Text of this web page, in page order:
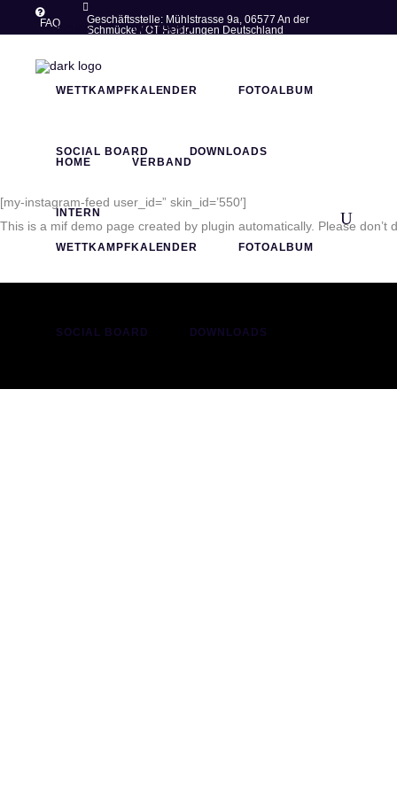
FAQ
Geschäftsstelle: Mühlstrasse 9a, 06577 An der
Schmücke / OT Heldrungen Deutschland
HOME VERBAND
WETTKAMPFKALENDER FOTOALBUM
SOCIAL BOARD DOWNLOADS
HOME VERBAND
WETTKAMPFKALENDER FOTOALBUM
SOCIAL BOARD DOWNLOADS
INTERN
[my-instagram-feed user_id=” skin_id=’550′]
This is a mif demo page created by plugin automatically. Please don’t